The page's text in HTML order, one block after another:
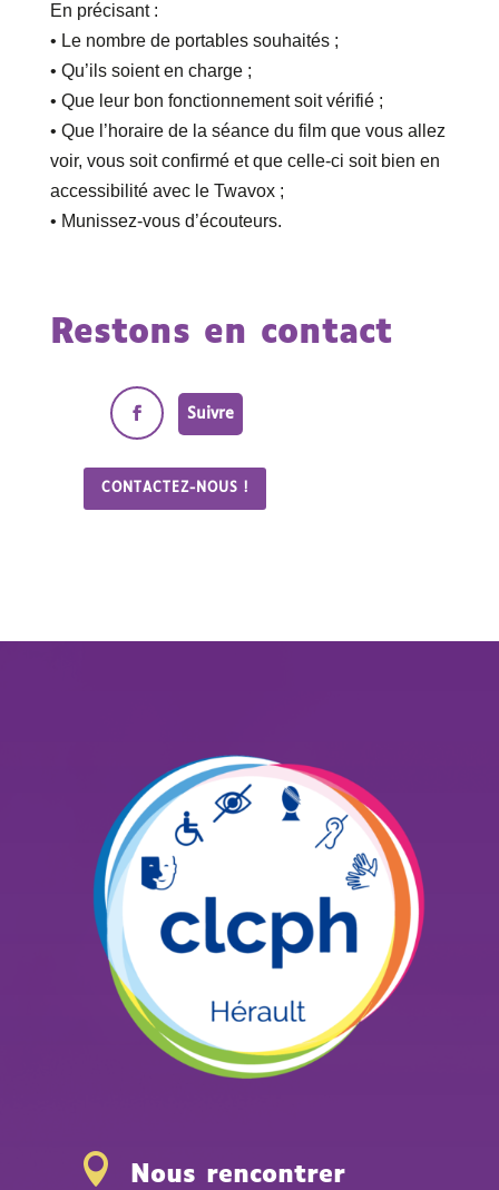
En précisant :
• Le nombre de portables souhaités ;
• Qu’ils soient en charge ;
• Que leur bon fonctionnement soit vérifié ;
• Que l’horaire de la séance du film que vous allez
voir, vous soit confirmé et que celle-ci soit bien en
accessibilité avec le Twavox ;
• Munissez-vous d’écouteurs.
Restons en contact
Suivre
CONTACTEZ-NOUS !
 Nous rencontrer